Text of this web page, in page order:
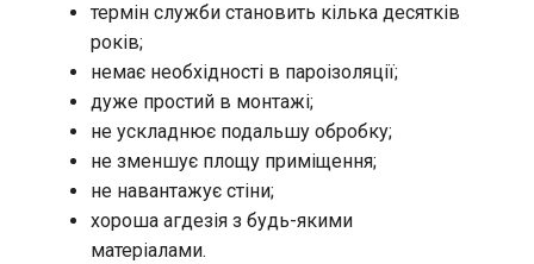
термін служби становить кілька десятків
років;
немає необхідності в пароізоляції;
дуже простий в монтажі;
не ускладнює подальшу обробку;
не зменшує площу приміщення;
не навантажує стіни;
хороша агдезія з будь-якими
матеріалами.